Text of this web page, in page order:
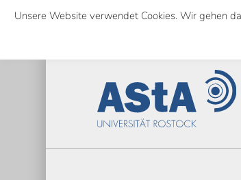
Skip
content
Unsere Website verwendet Cookies. Wir gehen